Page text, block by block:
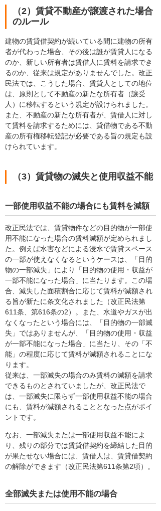
（2）賃貸不動産が譲渡された場合
のルール
建物の賃貸借契約が続いている間に建物の所有
者が代わった場合、その後は誰が賃貸人になる
のか、新しい所有者は賃借人に賃料を請求でき
るのか、従来は規定がありませんでした。改正
民法では、こうした場合、賃貸人としての地位
は、原則として不動産の新たな所有者（譲受
人）に移転するという規定が設けられました。
また、不動産の新たな所有者が、賃借人に対し
て賃料を請求するためには、貸借物である不動
産の所有権移転登記が必要である旨の規定も設
けられています。
（3）賃貸物の滅失と使用収益不能
一部使用収益不能の場合にも賃料を減額
改正民法では、賃貸物件などの目的物が一部使
用不能になった場合の賃料減額が定められまし
た。例えば水害などによる浸水で賃貸スペース
の一部が使えなくなるというケースは、「目的
物の一部滅失」により「目的物の使用・収益が
一部不能になった場合」に当たります。この場
合、滅失した面積割合に応じて賃料が減額され
る旨が新たに条文化されました（改正民法第
611条、第616条の2）。また、水道やガスが出
なくなったという場合には、「目的物の一部滅
失」ではありませんが、「目的物の使用・収益
が一部不能になった場合」に当たり、その「不
能」の程度に応じて賃料が減額されることにな
ります。
従来は、一部滅失の場合のみ賃料の減額を請求
できるものとされていましたが、改正民法で
は、一部滅失に限らず一部使用収益不能の場合
にも、賃料が減額されることとなった点がポイ
ントです。
なお、一部滅失または一部使用収益不能によ
り、残りの部分では賃貸借契約を締結した目的
が果たせない場合には、賃借人は、賃貸借契約
の解除ができます（改正民法第611条第2項）。
全部滅失または使用不能の場合